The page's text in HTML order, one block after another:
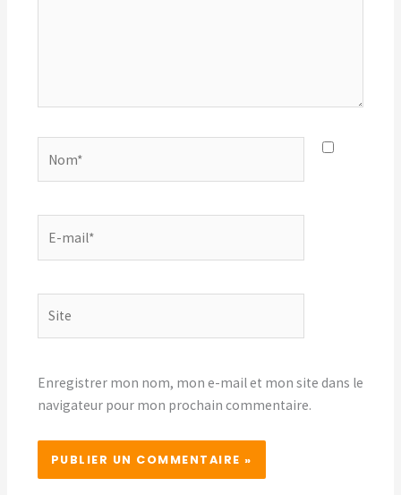
mail*
Enregistrer mon nom, mon e-mail et mon site dans le
navigateur pour mon prochain commentaire.